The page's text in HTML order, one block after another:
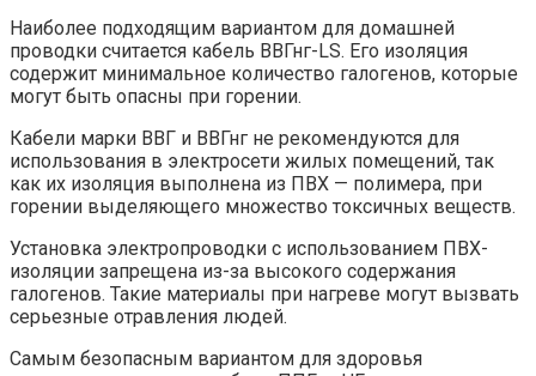
Наиболее подходящим вариантом для домашней
проводки считается кабель ВВГнг-LS. Его изоляция
содержит минимальное количество галогенов, которые
могут быть опасны при горении.
Кабели марки ВВГ и ВВГнг не рекомендуются для
использования в электросети жилых помещений, так
как их изоляция выполнена из ПВХ — полимера, при
горении выделяющего множество токсичных веществ.
Установка электропроводки с использованием ПВХ-
изоляции запрещена из-за высокого содержания
галогенов. Такие материалы при нагреве могут вызвать
серьезные отравления людей.
Самым безопасным вариантом для здоровья